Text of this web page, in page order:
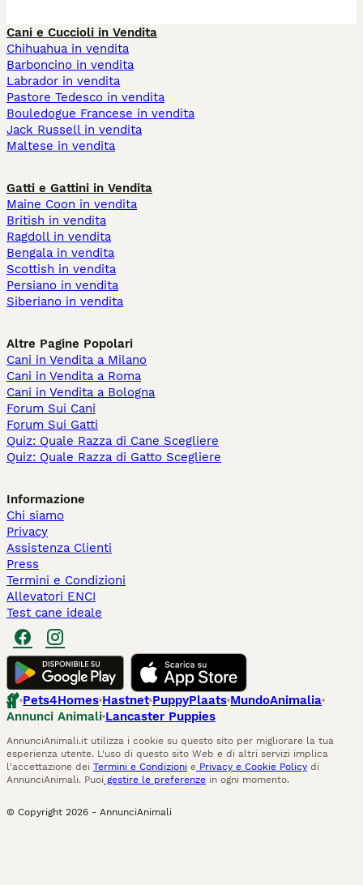
Cani e Cuccioli in Vendita
Chihuahua in vendita
Barboncino in vendita
Labrador in vendita
Pastore Tedesco in vendita
Bouledogue Francese in vendita
Jack Russell in vendita
Maltese in vendita
Gatti e Gattini in Vendita
Maine Coon in vendita
British in vendita
Ragdoll in vendita
Bengala in vendita
Scottish in vendita
Persiano in vendita
Siberiano in vendita
Altre Pagine Popolari
Cani in Vendita a Milano
Cani in Vendita a Roma
Cani in Vendita a Bologna
Forum Sui Cani
Forum Sui Gatti
Quiz: Quale Razza di Cane Scegliere
Quiz: Quale Razza di Gatto Scegliere
Informazione
Chi siamo
Privacy
Assistenza Clienti
Press
Termini e Condizioni
Allevatori ENCI
Test cane ideale
Pets4Homes Hastnet PuppyPlaats MundoAnimalia
Annunci Animali Lancaster Puppies
AnnunciAnimali.it utilizza i cookie su questo sito per migliorare la tua
esperienza utente. L'uso di questo sito Web e di altri servizi implica
l'accettazione dei Termini e Condizioni e Privacy e Cookie Policy di
AnnunciAnimali. Puoi gestire le preferenze in ogni momento.
© Copyright 2026 - AnnunciAnimali